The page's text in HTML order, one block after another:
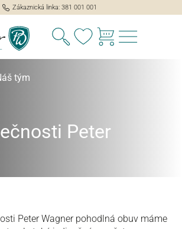
Zákaznická linka: 381 001 001
Máte 0 položky v
tým
Peter
Peter Wagner pohodlná obuv máme